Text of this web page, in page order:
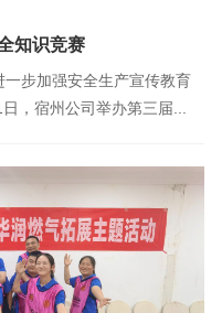
知识竞赛
一步加强安全生产宣传教育
，宿州公司举办第三届...